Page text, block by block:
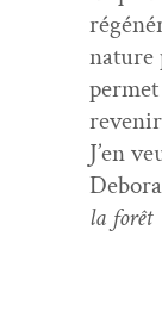
nature
J’en
la forêt